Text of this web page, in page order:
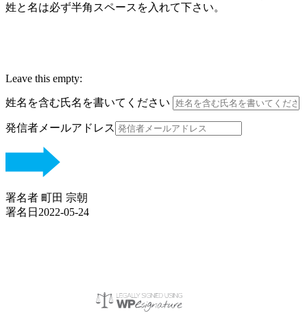
姓と名は必ず半角スペースを入れて下さい。
Leave this empty:
姓名を含む氏名を書いてください
発信者メールアドレス
署名者 町田 宗朝
署名日2022-05-24